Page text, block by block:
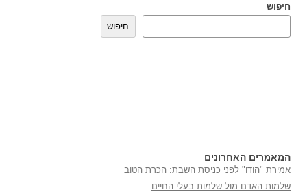
חיפוש
חיפוש
המאמרים האחרונים
אמירת "הודו" לפני כניסת השבת: הכרת הטוב
שלמות האדם מול שלמות בעלי החיים